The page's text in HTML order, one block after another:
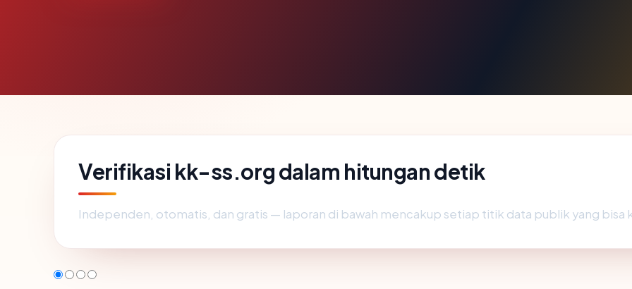
Verifikasi kk-ss.org dalam hitungan detik
Independen, otomatis, dan gratis — laporan di bawah mencakup setiap titik data publik yang